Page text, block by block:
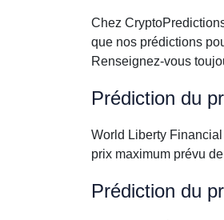
Chez
que nos prédictions
Renseignez-vous
Prédiction du
World Liberty
prix maximum prévu
Prédiction du